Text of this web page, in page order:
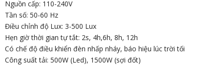
Nguồn cấp: 110-240V
Tần số: 50-60 Hz
Điều chỉnh độ Lux: 3-500 Lux
Hẹn giờ thời gian tự tắt: 2s, 4h,6h, 8h, 12h
Có chế độ điều khiển đèn nhấp nháy, báo hiệu lúc trời tối
Công suất tải: 500W (Led), 1500W (sợi đốt)